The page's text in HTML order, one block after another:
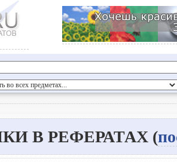
В РЕФЕРАТАХ (